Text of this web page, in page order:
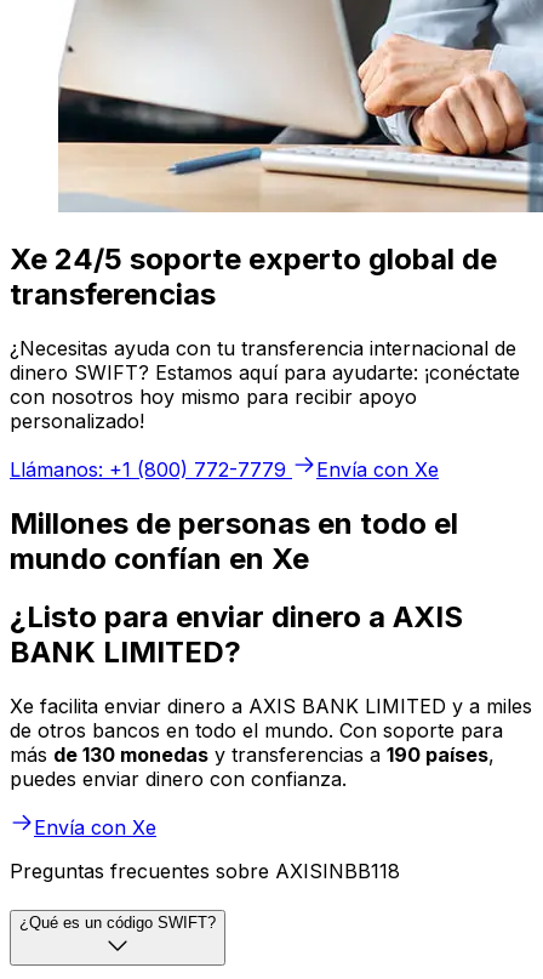
Xe 24/5 soporte experto global de
transferencias
¿Necesitas ayuda con tu transferencia internacional de
dinero SWIFT? Estamos aquí para ayudarte: ¡conéctate
con nosotros hoy mismo para recibir apoyo
personalizado!
Llámanos: +1 (800) 772-7779
Envía con Xe
Millones de personas en todo el
mundo confían en Xe
¿Listo para enviar dinero a AXIS
BANK LIMITED?
Xe facilita enviar dinero a AXIS BANK LIMITED y a miles
de otros bancos en todo el mundo. Con soporte para
más de 130 monedas y transferencias a 190 países,
puedes enviar dinero con confianza.
Envía con Xe
Preguntas frecuentes sobre AXISINBB118
¿Qué es un código SWIFT?